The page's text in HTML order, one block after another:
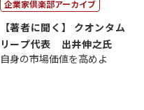
企業家倶楽部アーカイブ
【著者に聞く】 クオンタム
リープ代表 出井伸之氏
自身の市場価値を高めよ